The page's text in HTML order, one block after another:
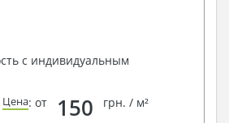
с индивидуальным
Цена: от 150 грн. / м²